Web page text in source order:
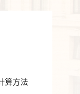
算方法